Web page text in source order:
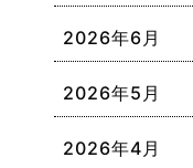
2026年6月
2026年5月
2026年4月